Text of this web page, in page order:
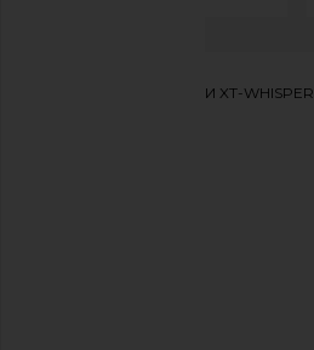
КРОССОВКИ XT-WHISPER